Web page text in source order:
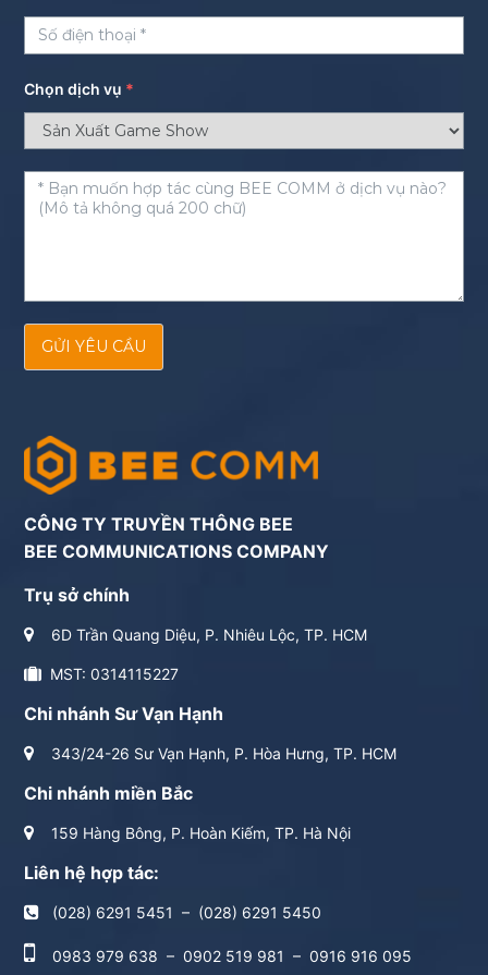
Chọn dịch vụ *
GỬI YÊU CẦU
CÔNG TY TRUYỀN THÔNG BEE
BEE COMMUNICATIONS COMPANY
Trụ sở chính
6D Trần Quang Diệu, P. Nhiêu Lộc, TP. HCM
MST: 0314115227
Chi nhánh Sư Vạn Hạnh
343/24-26 Sư Vạn Hạnh, P. Hòa Hưng, TP. HCM
Chi nhánh miền Bắc
159 Hàng Bông, P. Hoàn Kiếm, TP. Hà Nội
Liên hệ hợp tác:
(028) 6291 5451 – (028) 6291 5450
0983 979 638 – 0902 519 981 – 0916 916 095